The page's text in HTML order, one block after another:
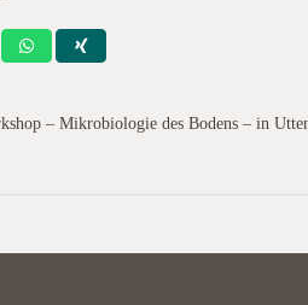
– Mikrobiologie des Bodens – in